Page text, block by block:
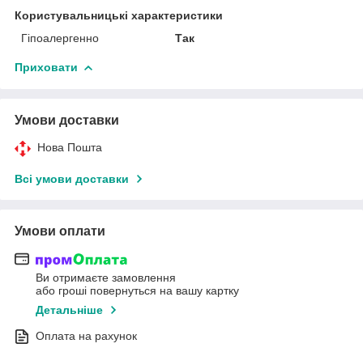
Користувальницькі характеристики
Гіпоалергенно
Так
Приховати
Умови доставки
Нова Пошта
Всі умови доставки
Умови оплати
Ви отримаєте замовлення
або гроші повернуться на вашу картку
Детальніше
Оплата на рахунок